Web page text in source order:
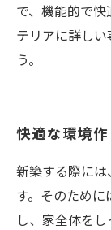
で、機能的で
テリアに詳し
う。
快適な環境作
新築する際に
す。そのため
し、家全体を